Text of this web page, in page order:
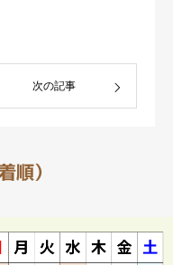
次の記事
順）